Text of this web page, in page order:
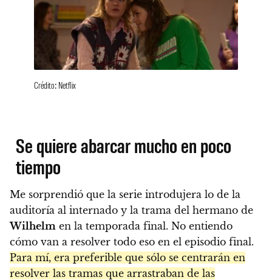
Crédito: Netflix
Se quiere abarcar mucho en poco
tiempo
Me sorprendió que la serie introdujera lo de la
auditoría al internado y la trama del hermano de
Wilhelm en la temporada final. No entiendo
cómo van a resolver todo eso en el episodio final.
Para mí, era preferible que sólo se centrarán en
resolver las tramas que arrastraban de las